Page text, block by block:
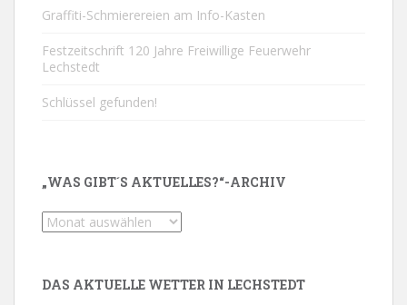
Graffiti-Schmierereien am Info-Kasten
Festzeitschrift 120 Jahre Freiwillige Feuerwehr
Lechstedt
Schlüssel gefunden!
„WAS GIBT´S AKTUELLES?“-ARCHIV
„Was
Aktuelles?“-
DAS AKTUELLE WETTER IN LECHSTEDT